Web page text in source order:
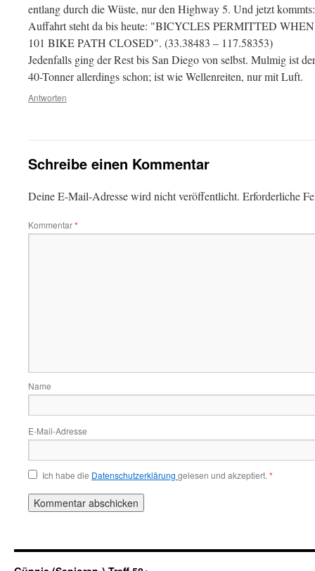
entlang durch die Wüste, nur den Highway 5. Und jetzt
Auffahrt steht da bis heute: "BICYCLES PERMITTED
101 BIKE PATH CLOSED". (33.38483 – 117.58353)
Jedenfalls ging der Rest bis San Diego von selbst. Mulmig ist
40-Tonner allerdings schon; ist wie Wellenreiten, nur mit Luft.
Antworten
Schreibe einen Kommentar
Deine E-Mail-Adresse wird nicht veröffentlicht. Erforderliche
Kommentar*
Name
E-Mail-Adresse
Ich habe die Datenschutzerklärung gelesen und akzeptiert. *